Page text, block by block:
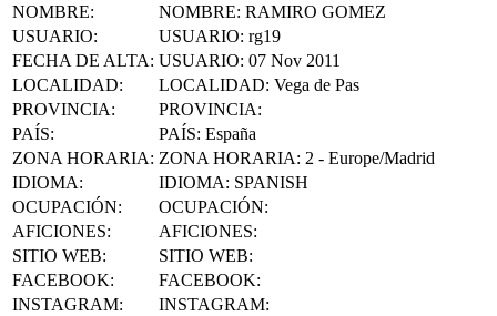
NOMBRE: NOMBRE: RAMIRO GOMEZ
USUARIO: USUARIO: rg19
FECHA DE ALTA: USUARIO: 07 Nov 2011
LOCALIDAD: LOCALIDAD: Vega de Pas
PROVINCIA:
PROVINCIA:
PAÍS: PAÍS: España
ZONA HORARIA: ZONA HORARIA: 2 - Europe/Madrid
IDIOMA: IDIOMA: SPANISH
OCUPACIÓN:
OCUPACIÓN:
AFICIONES:
AFICIONES:
SITIO WEB:
SITIO WEB:
FACEBOOK:
FACEBOOK:
INSTAGRAM:
INSTAGRAM: